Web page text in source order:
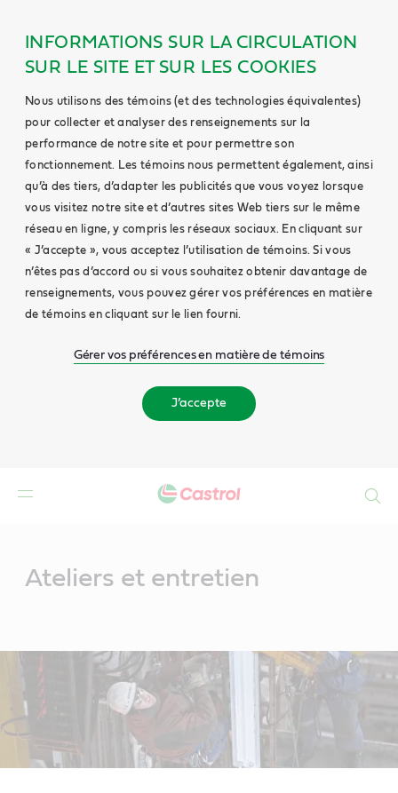
INFORMATIONS SUR LA CIRCULATION
SUR LE SITE ET SUR LES COOKIES
Nous utilisons des témoins (et des technologies équivalentes)
pour collecter et analyser des renseignements sur la
performance de notre site et pour permettre son
fonctionnement. Les témoins nous permettent également, ainsi
qu’à des tiers, d’adapter les publicités que vous voyez lorsque
vous visitez notre site et d’autres sites Web tiers sur le même
réseau en ligne, y compris les réseaux sociaux. En cliquant sur
« J’accepte », vous acceptez l’utilisation de témoins. Si vous
n’êtes pas d’accord ou si vous souhaitez obtenir davantage de
renseignements, vous pouvez gérer vos préférences en matière
de témoins en cliquant sur le lien fourni.
Gérer vos préférences en matière de témoins
J’accepte
Ateliers et entretien